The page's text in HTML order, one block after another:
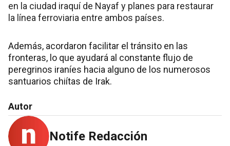
en la ciudad iraquí de Nayaf y planes para restaurar
la línea ferroviaria entre ambos países.
Además, acordaron facilitar el tránsito en las
fronteras, lo que ayudará al constante flujo de
peregrinos iraníes hacia alguno de los numerosos
santuarios chiítas de Irak.
Autor
Notife Redacción